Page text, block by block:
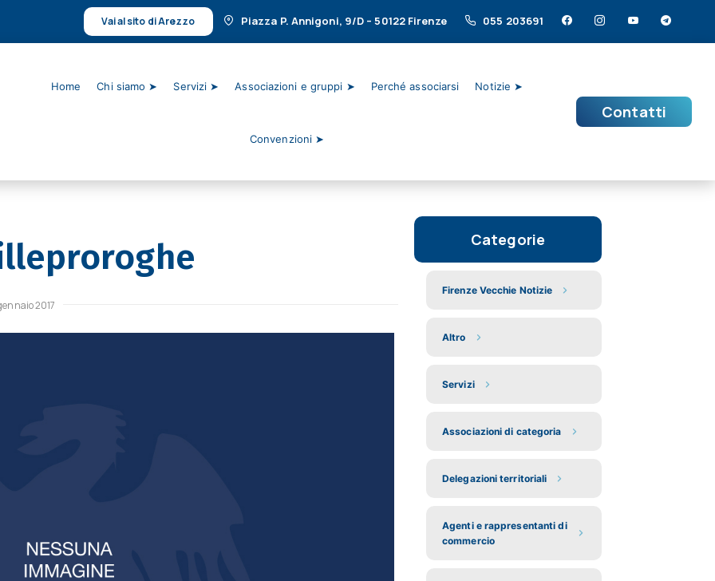
Vai al sito di Arezzo Piazza P. Annigoni, 9/D – 50122 Firenze 055 203691
Home Chi siamo ➤ Servizi ➤ Associazioni e gruppi ➤ Perché associarsi Notizie ➤
Convenzioni ➤
Contatti
2017
Categorie
Firenze Vecchie Notizie
Altro
Servizi
Associazioni di categoria
Delegazioni territoriali
Agenti e rappresentanti di
commercio